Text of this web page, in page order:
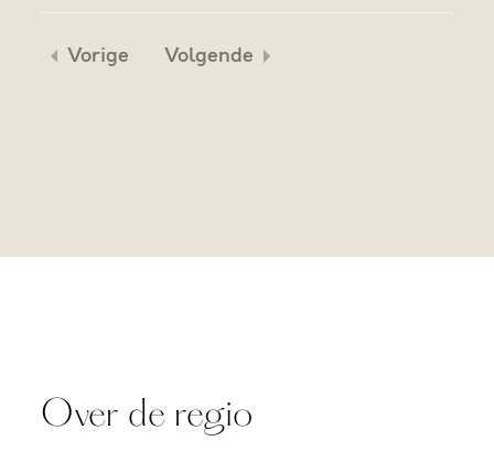
Vorige Volgende
Over de regio